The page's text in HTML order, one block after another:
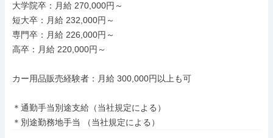
大学院卒：月給 270,000円～
短大卒：月給 232,000円～
専門卒：月給 226,000円～
高卒：月給 220,000円～
カー用品販売経験者：月給 300,000円以上も可
＊通勤手当別途支給（当社規定による）
＊別途勤務地手当 （当社規定による）